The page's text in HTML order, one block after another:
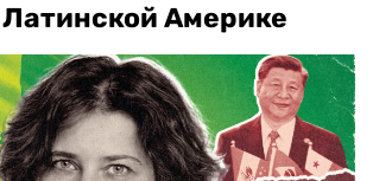
Америке